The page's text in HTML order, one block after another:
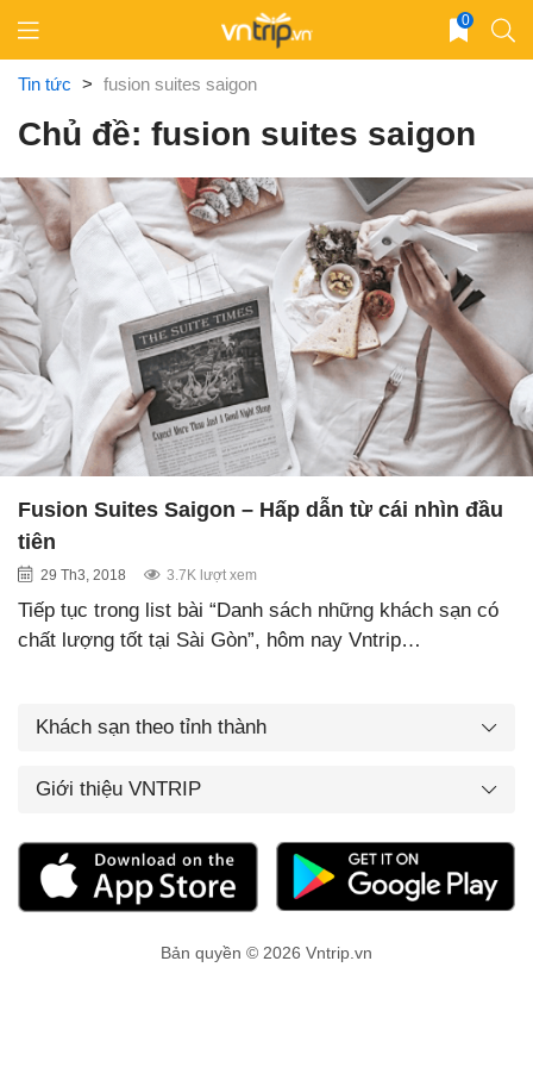
content
0
Tin tức > fusion suites saigon
Chủ đề: fusion suites saigon
Fusion Suites Saigon – Hấp dẫn từ cái nhìn đầu
tiên
29 Th3, 2018 3.7K lượt xem
Tiếp tục trong list bài “Danh sách những khách sạn có
chất lượng tốt tại Sài Gòn”, hôm nay Vntrip…
Khách sạn theo tỉnh thành
Giới thiệu VNTRIP
Bản quyền © 2026 Vntrip.vn